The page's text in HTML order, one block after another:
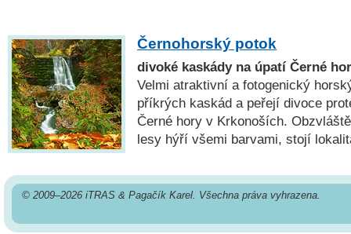
Černohorský potok
divoké kaskády na úpatí Černé
Velmi atraktivní a fotogenický
příkrých kaskád a peřejí divoce
Černé hory v Krkonoších.
lesy hýří všemi barvami, stojí
© 2009–2026 iTRAS & Pagačík Karel. Všechna práva vyhrazena.